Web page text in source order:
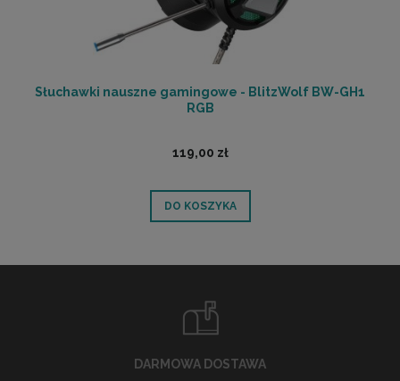
Słuchawki nauszne gamingowe - BlitzWolf BW-GH1
RGB
119,00 zł
DO KOSZYKA
DARMOWA DOSTAWA